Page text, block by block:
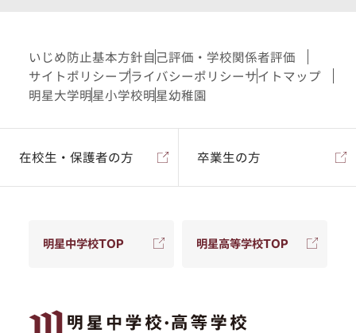
いじめ防止基本方針自己評価・学校関係者評価
サイトポリシー プライバシーポリシーサイトマップ
明星大学明星小学校明星幼稚園
在校生・保護者の方 卒業生の方
明星中学校TOP 明星高等学校TOP